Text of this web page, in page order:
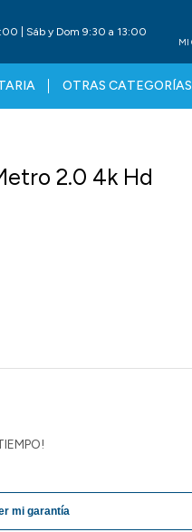
OTRAS CATEGORÍAS
| Sáb y Dom 9:30 a 13:00
2.0 4k Hd
mi garantía